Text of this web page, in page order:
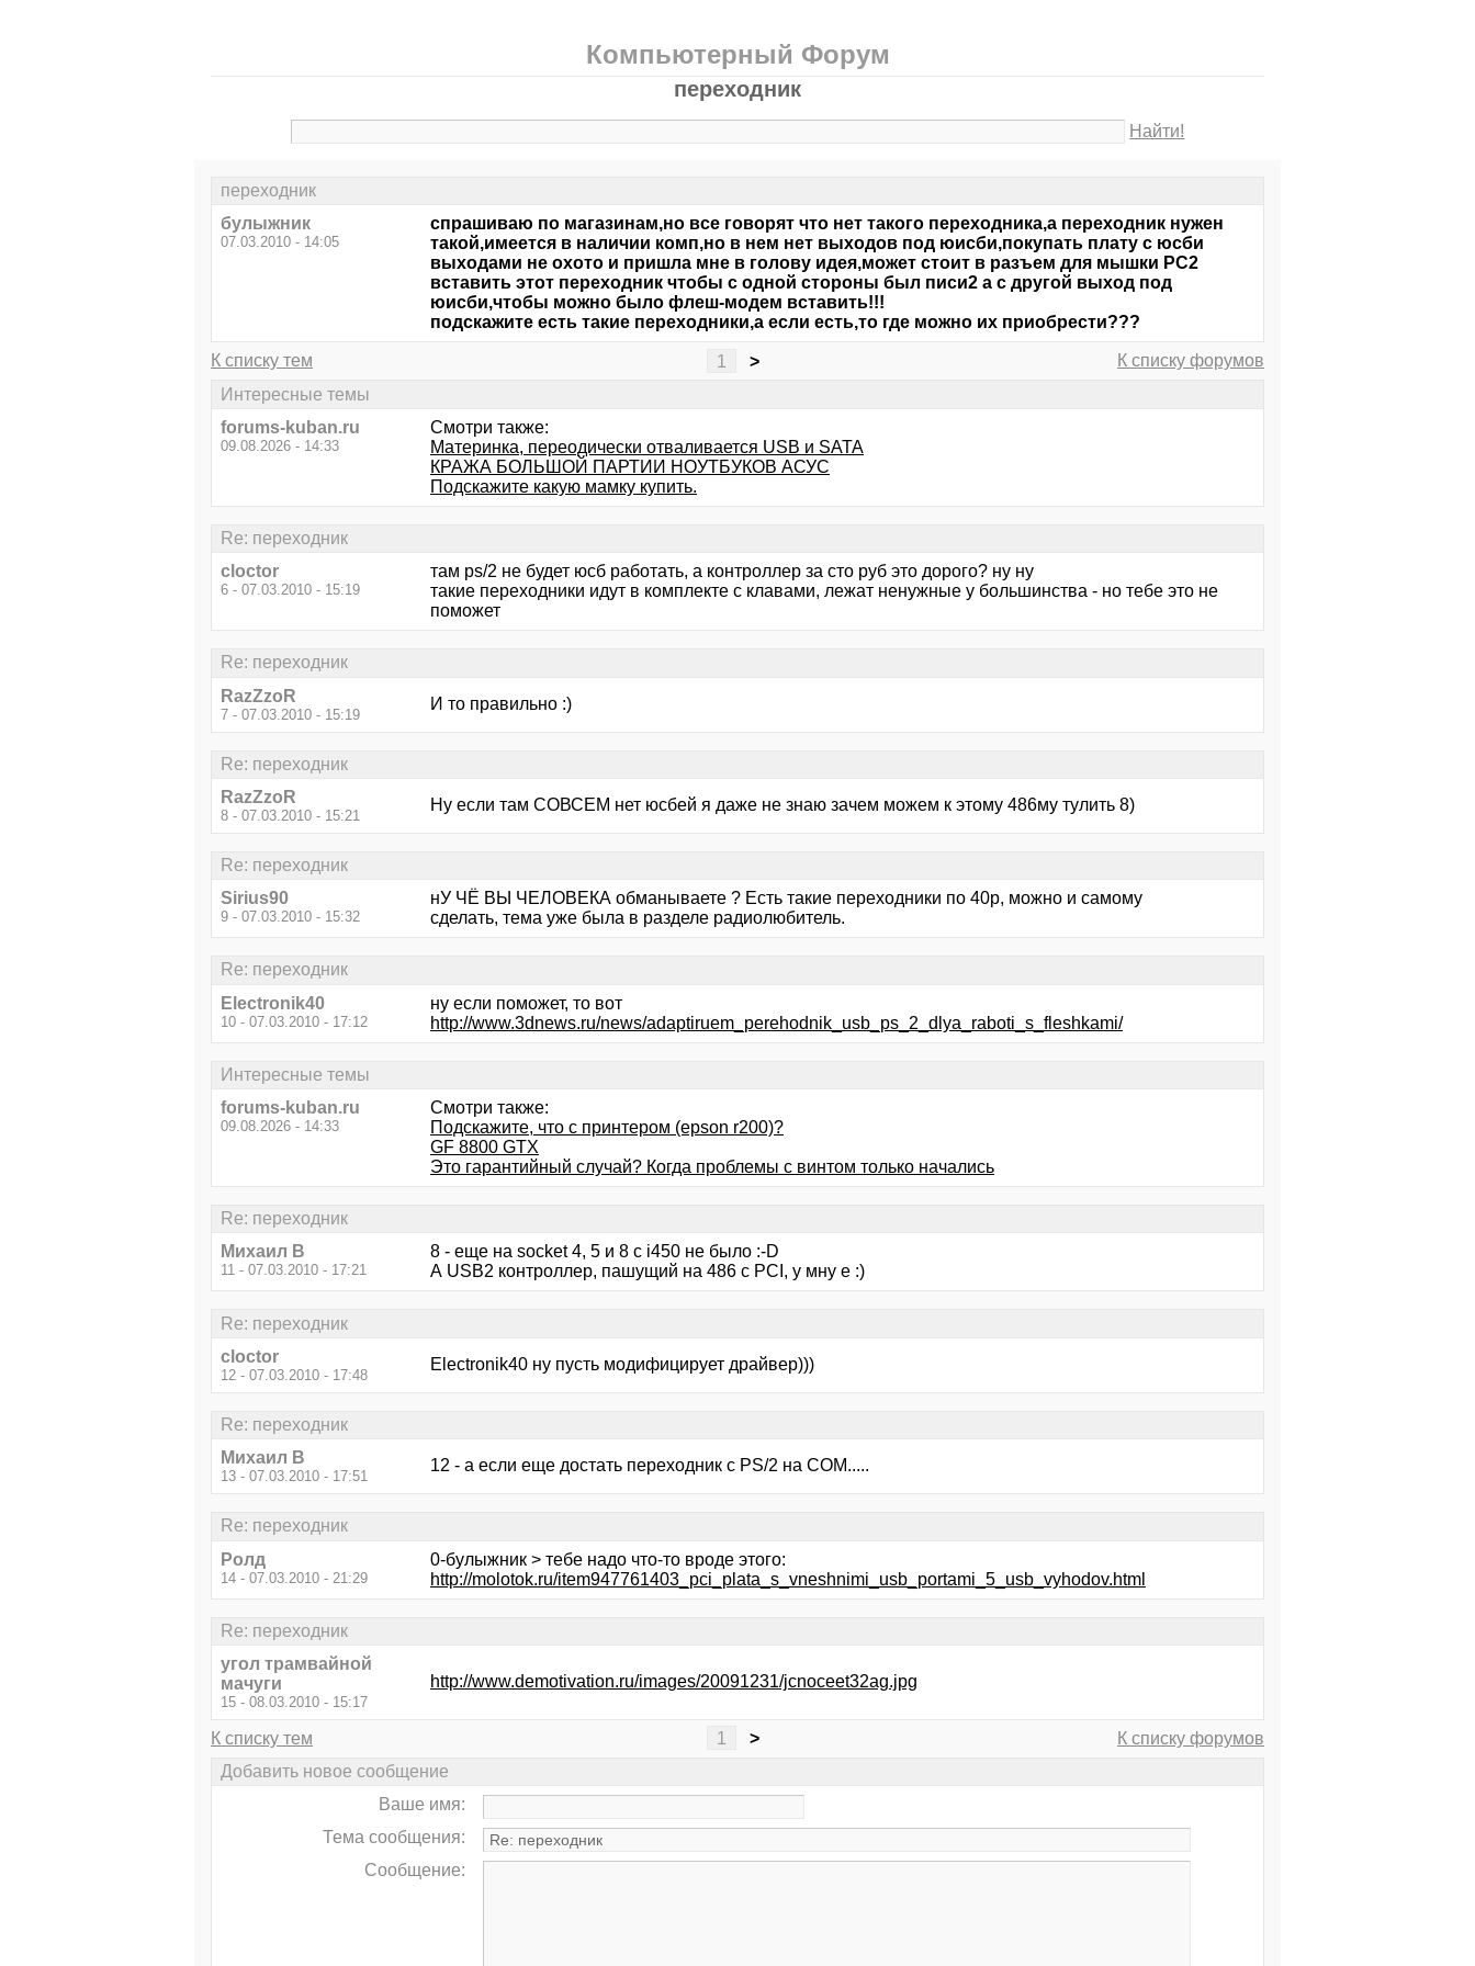
Компьютерный Форум
переходник
Найти!
переходник
булыжник
07.03.2010 - 14:05
спрашиваю по магазинам,но все говорят что нет такого переходника,а переходник нужен
такой,имеется в наличии комп,но в нем нет выходов под юисби,покупать плату с юсби
выходами не охото и пришла мне в голову идея,может стоит в разъем для мышки PC2
вставить этот переходник чтобы с одной стороны был писи2 а с другой выход под
юисби,чтобы можно было флеш-модем вставить!!!
подскажите есть такие переходники,а если есть,то где можно их приобрести???
К списку тем 1 >
К списку форумов
Интересные темы
forums-kuban.ru
09.08.2026 - 14:33
Смотри также:
Материнка, переодически отваливается USB и SATA
КРАЖА БОЛЬШОЙ ПАРТИИ НОУТБУКОВ АСУС
Подскажите какую мамку купить.
Re: переходник
cloctor
6 - 07.03.2010 - 15:19
там ps/2 не будет юсб работать, а контроллер за сто руб это дорого? ну ну
такие переходники идут в комплекте с клавами, лежат ненужные у большинства - но тебе это не
поможет
Re: переходник
RazZzoR
7 - 07.03.2010 - 15:19
И то правильно :)
Re: переходник
RazZzoR
8 - 07.03.2010 - 15:21
Ну если там СОВСЕМ нет юсбей я даже не знаю зачем можем к этому 486му тулить 8)
Re: переходник
Sirius90
9 - 07.03.2010 - 15:32
нУ ЧЁ ВЫ ЧЕЛОВЕКА обманываете ? Есть такие переходники по 40р, можно и самому
сделать, тема уже была в разделе радиолюбитель.
Re: переходник
Electronik40
10 - 07.03.2010 - 17:12
ну если поможет, то вот
http://www.3dnews.ru/news/adaptiruem_perehodnik_usb_ps_2_dlya_raboti_s_fleshkami/
Интересные темы
forums-kuban.ru
09.08.2026 - 14:33
Смотри также:
Подскажите, что с принтером (epson r200)?
GF 8800 GTX
Это гарантийный случай? Когда проблемы с винтом только начались
Re: переходник
Михаил В
11 - 07.03.2010 - 17:21
8 - еще на socket 4, 5 и 8 с i450 не было :-D
А USB2 контроллер, пашущий на 486 с PCI, у мну е :)
Re: переходник
cloctor
12 - 07.03.2010 - 17:48
Electronik40 ну пусть модифицирует драйвер)))
Re: переходник
Михаил В
13 - 07.03.2010 - 17:51
12 - а если еще достать переходник с PS/2 на COM.....
Re: переходник
Ролд
14 - 07.03.2010 - 21:29
0-булыжник > тебе надо что-то вроде этого:
http://molotok.ru/item947761403_pci_plata_s_vneshnimi_usb_portami_5_usb_vyhodov.html
Re: переходник
угол трамвайной
мачуги
15 - 08.03.2010 - 15:17
http://www.demotivation.ru/images/20091231/jcnoceet32ag.jpg
К списку тем 1 >
К списку форумов
Добавить новое сообщение
Ваше имя:
Тема сообщения:
Сообщение: